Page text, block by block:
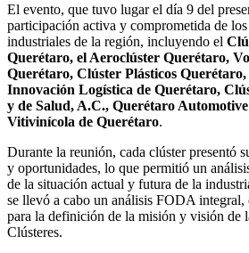
El evento, que tuvo lugar el día 9 del
participación activa y comprometida de
industriales de la región, incluyendo el
Querétaro, el Aeroclúster Querétaro,
Querétaro, Clúster Plásticos
Innovación Logística de Querétaro,
y de Salud, A.C., Querétaro
Vitivinícola de Querétaro.
Durante la reunión, cada clúster presentó
y oportunidades, lo que permitió un
de la situación actual y futura de la
se llevó a cabo un análisis FODA integral,
para la definición de la misión y visión de
Clústeres.